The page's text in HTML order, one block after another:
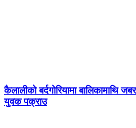
कैलालीको बर्दगोरियामा बालिकामाथि
युवक पक्राउ